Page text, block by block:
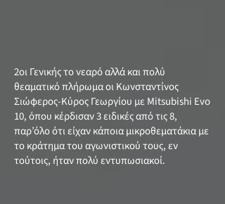
2οι Γενικής το νεαρό αλλά και πολύ
θεαματικό πλήρωμα οι Κωνσταντίνος
Σιώφερος-Κύρος Γεωργίου με Mitsubishi Evo
10, όπου κέρδισαν 3 ειδικές από τις 8,
παρ’όλο ότι είχαν κάποια μικροθεματάκια με
το κράτημα του αγωνιστικού τους, εν
τούτοις, ήταν πολύ εντυπωσιακοί.